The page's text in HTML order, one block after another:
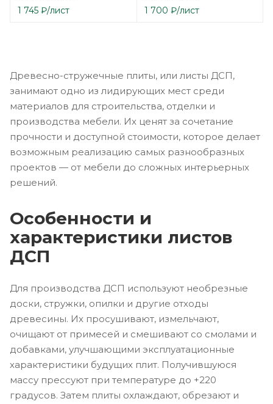
1 745 ₽/лист 1 700 ₽/лист
Древесно-стружечные плиты, или листы ДСП,
занимают одно из лидирующих мест среди
материалов для строительства, отделки и
производства мебели. Их ценят за сочетание
прочности и доступной стоимости, которое делает
возможным реализацию самых разнообразных
проектов — от мебели до сложных интерьерных
решений.
Особенности и
характеристики листов
ДСП
Для производства ДСП используют необрезные
доски, стружки, опилки и другие отходы
древесины. Их просушивают, измельчают,
очищают от примесей и смешивают со смолами и
добавками, улучшающими эксплуатационные
характеристики будущих плит. Получившуюся
массу прессуют при температуре до +220
градусов. Затем плиты охлаждают, обрезают и